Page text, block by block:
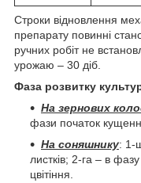
Строки відновлення
препарату повинні
ручних робіт не
урожаю – 30 діб.
Фаза розвитку
На зернових
фази початок
На соняшнику: 1-
листків; 2-га – в фазу
цвітіння.